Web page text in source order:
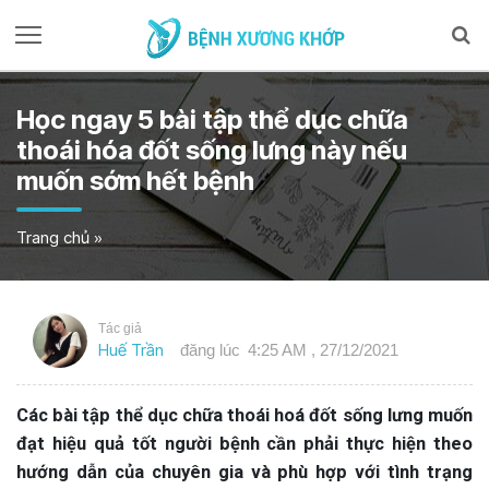
Học ngay 5 bài tập thể dục chữa
thoái hóa đốt sống lưng này nếu
muốn sớm hết bệnh
Trang chủ »
Tác giả
Huế Trần đăng lúc 4:25 AM , 27/12/2021
Các bài tập thể dục chữa thoái hoá đốt sống lưng muốn
đạt hiệu quả tốt người bệnh cần phải thực hiện theo
hướng dẫn của chuyên gia và phù hợp với tình trạng